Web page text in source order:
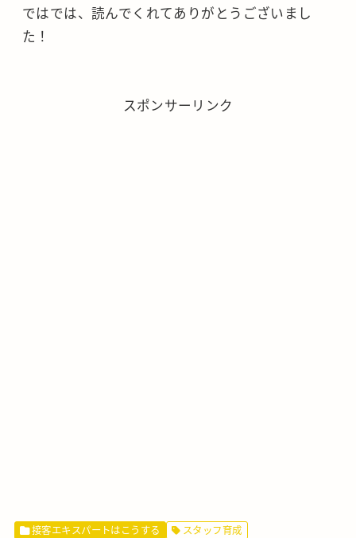
ではでは、読んでくれてありがとうございまし
た！
スポンサーリンク
接客エキスパートはこうする スタッフ育成